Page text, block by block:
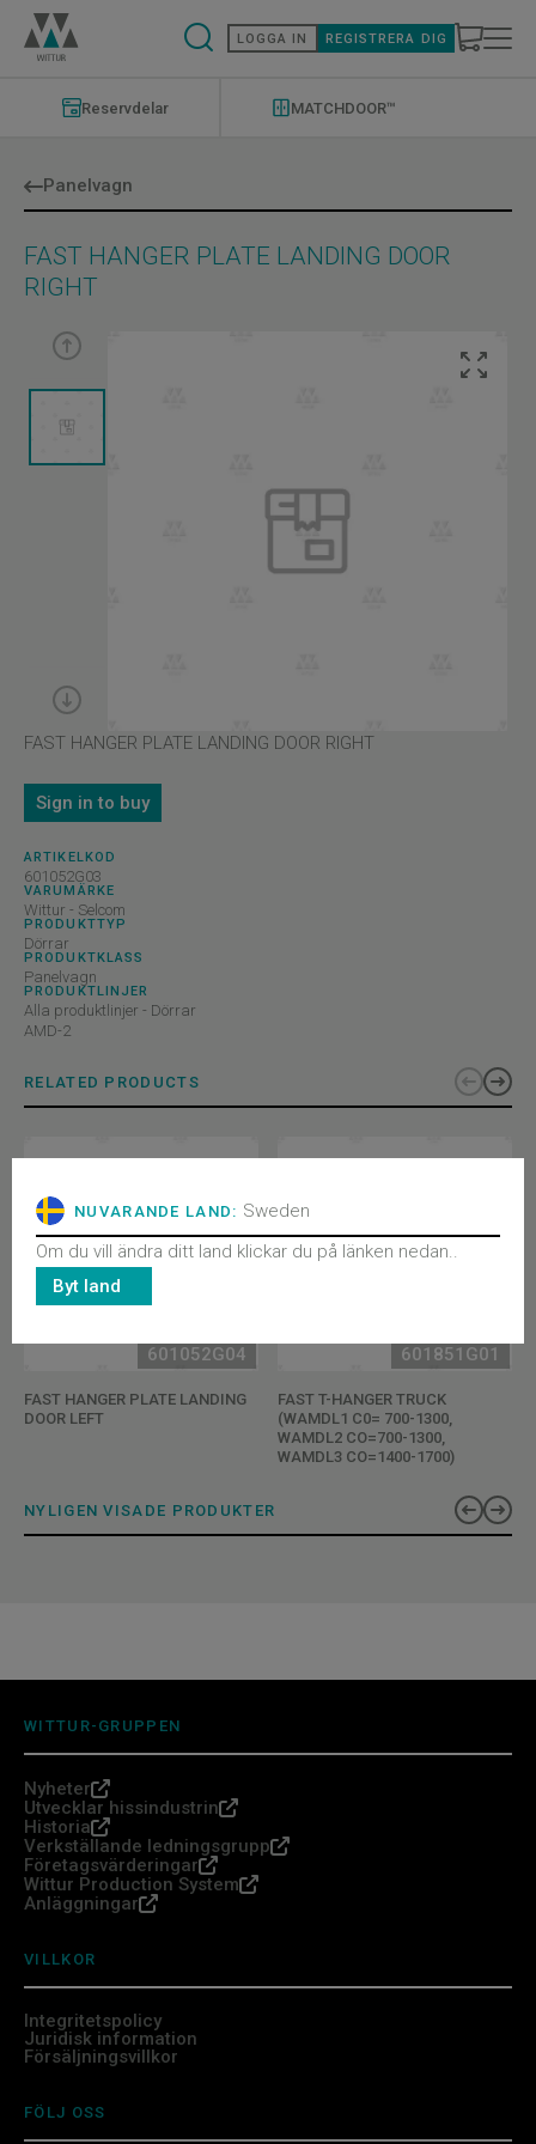
Hoppa
huvudinnehåll
LOGGA IN REGISTRERA DIG
Reservdelar MATCHDOOR™
Panelvagn
FAST HANGER PLATE LANDING DOOR
RIGHT
FAST HANGER PLATE LANDING DOOR RIGHT
Sign in to buy
ARTIKELKOD
601052G03
VARUMÄRKE
Wittur - Selcom
PRODUKTTYP
Dörrar
PRODUKTKLASS
Panelvagn
PRODUKTLINJER
Alla produktlinjer - Dörrar
AMD-2
RELATED PRODUCTS
601052G04
FAST HANGER PLATE LANDING
DOOR LEFT
601851G01
FAST T-HANGER TRUCK
(WAMDL1 C0= 700-1300,
WAMDL2 CO=700-1300,
WAMDL3 CO=1400-1700)
NYLIGEN VISADE PRODUKTER
WITTUR-GRUPPEN
Nyheter
Utvecklar hissindustrin
Historia
Verkställande ledningsgrupp
Företagsvärderingar
Wittur Production System
Anläggningar
VILLKOR
Integritetspolicy
Juridisk information
Försäljningsvillkor
FÖLJ OSS
NUVARANDE LAND: Sweden
Om du vill ändra ditt land klickar du på länken nedan..
Byt land